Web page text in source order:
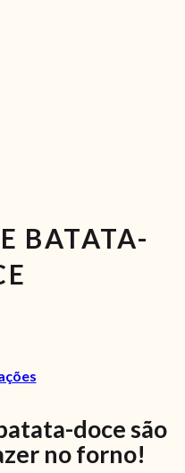
BATATA-
doce são
no forno!